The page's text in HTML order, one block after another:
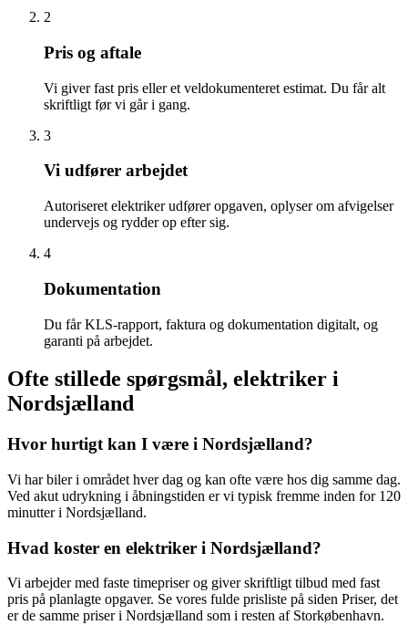
2
Pris og aftale
Vi giver fast pris eller et veldokumenteret estimat. Du får alt
skriftligt før vi går i gang.
3
Vi udfører arbejdet
Autoriseret elektriker udfører opgaven, oplyser om afvigelser
undervejs og rydder op efter sig.
4
Dokumentation
Du får KLS-rapport, faktura og dokumentation digitalt, og
garanti på arbejdet.
Ofte stillede spørgsmål, elektriker i
Nordsjælland
Hvor hurtigt kan I være i Nordsjælland?
Vi har biler i området hver dag og kan ofte være hos dig samme dag.
Ved akut udrykning i åbningstiden er vi typisk fremme inden for 120
minutter i Nordsjælland.
Hvad koster en elektriker i Nordsjælland?
Vi arbejder med faste timepriser og giver skriftligt tilbud med fast
pris på planlagte opgaver. Se vores fulde prisliste på siden Priser, det
er de samme priser i Nordsjælland som i resten af Storkøbenhavn.